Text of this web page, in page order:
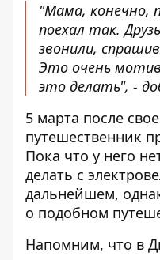
"Мама, конечно,
поехал так.
звонили,
Это очень
это делать", -
5 марта после
путешественник
Пока что у него
делать с
дальнейшем,
о подобном
Напомним, что в